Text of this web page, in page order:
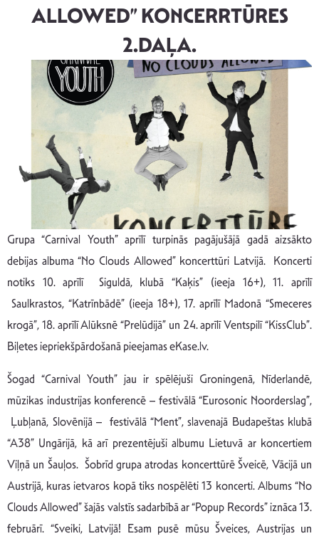
ALLOWED” KONCERRTŪRES
2.DAĻA.
Grupa “Carnival Youth” aprīlī turpinās pagājušājā gadā aizsākto
debijas albuma “No Clouds Allowed” koncerttūri Latvijā. Koncerti
notiks 10. aprīlī Siguldā, klubā “Kaķis” (ieeja 16+), 11. aprīlī
Saulkrastos, “Katrīnbādē” (ieeja 18+), 17. aprīlī Madonā “Smeceres
krogā”, 18. aprīlī Alūksnē “Prelūdijā” un 24. aprīlī Ventspilī “KissClub”.
Biļetes iepriekšpārdošanā pieejamas eKase.lv.
Šogad “Carnival Youth” jau ir spēlējuši Groningenā, Nīderlandē,
mūzikas industrijas konferencē – festivālā “Eurosonic Noorderslag”,
Ļubļanā, Slovēnijā – festivālā “Ment”, slavenajā Budapeštas klubā
“A38” Ungārijā, kā arī prezentējuši albumu Lietuvā ar koncertiem
Viļņā un Šauļos. Šobrīd grupa atrodas koncerttūrē Šveicē, Vācijā un
Austrijā, kuras ietvaros kopā tiks nospēlēti 13 koncerti. Albums “No
Clouds Allowed” šajās valstīs sadarbībā ar “Popup Records” iznāca 13.
februārī. “Sveiki, Latvijā! Esam pusē mūsu Šveices, Austrijas un